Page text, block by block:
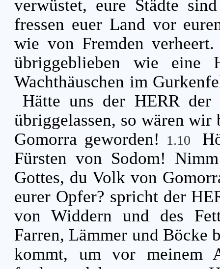
verwüstet, eure Städte
fressen euer Land vor
wie von Fremden
übriggeblieben wie eine
Wachthäuschen im
Hätte uns der HERR der
übriggelassen, so wären
Gomorra geworden!
1.10
Fürsten von Sodom!
Gottes, du Volk von
eurer Opfer? spricht der
von Widdern und des
Farren, Lämmer und Böcke
kommt, um vor meinem